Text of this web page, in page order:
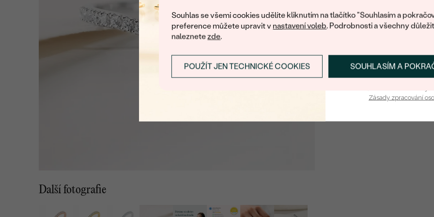
Souhlas se všemi cookies udělíte kliknutím na tlačítko "Souhlasím a
preference můžete upravit v nastavení voleb. Podrobnosti a všechny
naleznetezde.
SOUHLASÍM A
POUŽÍT JEN TECHNICKÉ COOKIES
Další fotografie
ROZMĚRY:
ČISTOTA:
TVAR:
PŮVOD:
PŘIHLÁSIT SE A
Zásady zpracování